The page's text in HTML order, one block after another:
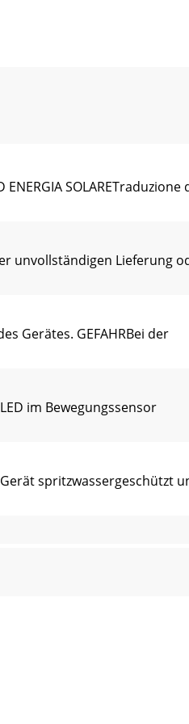
ENERGIA SOLARETraduzione
unvollständigen Lieferung
Gerätes. GEFAHRBei der
im Bewegungssensor
spritzwassergeschützt